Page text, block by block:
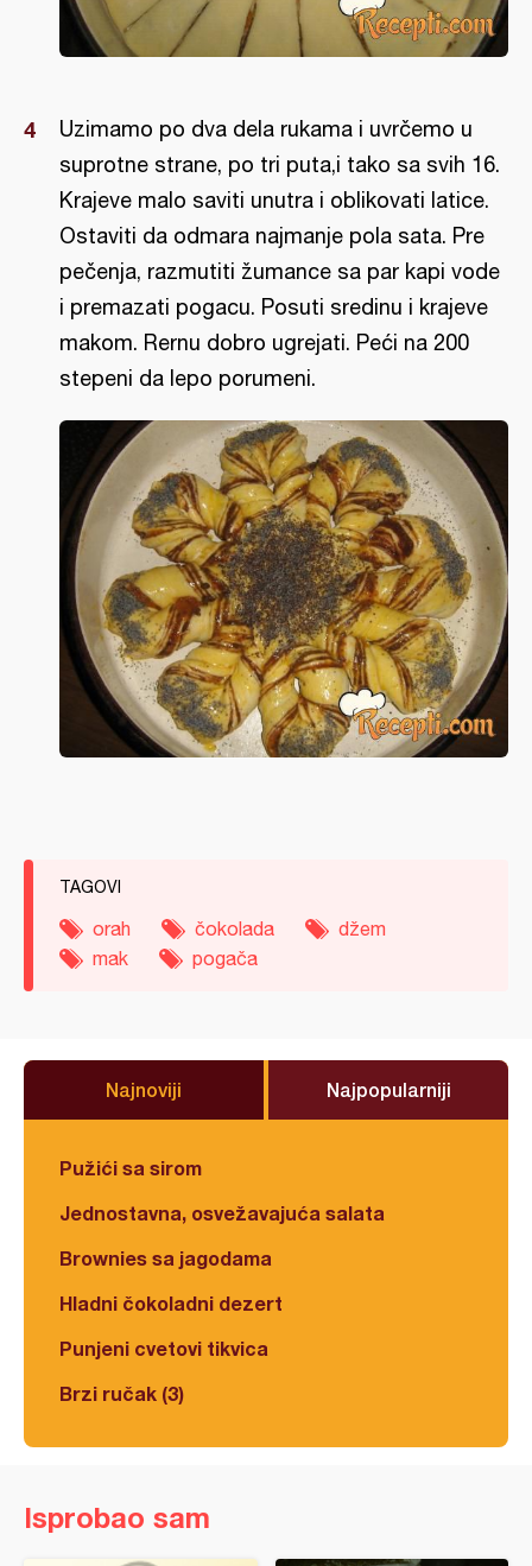
Uzimamo po dva dela rukama i uvrčemo u
suprotne strane, po tri puta,i tako sa svih 16.
Krajeve malo saviti unutra i oblikovati latice.
Ostaviti da odmara najmanje pola sata. Pre
pečenja, razmutiti žumance sa par kapi vode
i premazati pogacu. Posuti sredinu i krajeve
makom. Rernu dobro ugrejati. Peći na 200
stepeni da lepo porumeni.
TAGOVI
orah čokolada
džem
mak
pogača
Najnoviji Najpopularniji
Pužići sa sirom
Jednostavna, osvežavajuća salata
Brownies sa jagodama
Hladni čokoladni dezert
Punjeni cvetovi tikvica
Brzi ručak (3)
Isprobao sam